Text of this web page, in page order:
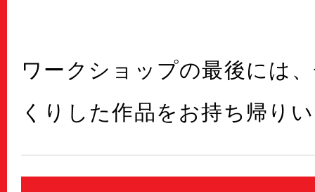
ワークショップの最後には
くりした作品をお持ち帰り